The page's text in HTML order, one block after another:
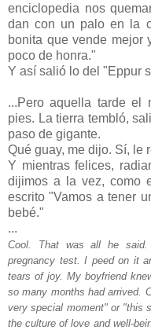
enciclopedia nos
dan con un palo en la
bonita que vende mejor
poco de honra."
Y así salió lo del "Eppur
...Pero aquella tarde el
pies. La tierra tembló,
paso de gigante.
Qué guay, me dijo. Sí, le
Y mientras felices,
dijimos a la vez, como
escrito "Vamos a tener
bebé."
...
Cool. That was all he
pregnancy test. I peed on it
tears of joy. My boyfriend
so many months had arrived.
very special moment" or "this
the culture of love and well-